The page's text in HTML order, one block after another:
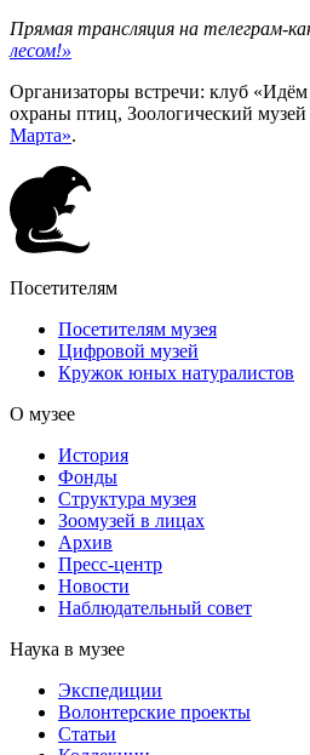
Прямая трансляция на телеграм-
лесом!»
Организаторы встречи: клуб
охраны птиц, Зоологический
Марта».
Посетителям
Посетителям музея
Цифровой музей
Кружок юных натуралистов
О музее
История
Фонды
Структура музея
Зоомузей в лицах
Архив
Пресс-центр
Новости
Наблюдательный совет
Наука в музее
Экспедиции
Волонтерские проекты
Статьи